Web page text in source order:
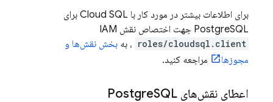
برای اطلاعات بیشتر در مورد کار با Cloud SQL برای
PostgreSQL جهت اختصاص نقش IAM
roles/cloudsql.client ، به بخش نقش‌ها و
مجوزها
مراجعه کنید.
اعطای نقش‌های Postgre SQL